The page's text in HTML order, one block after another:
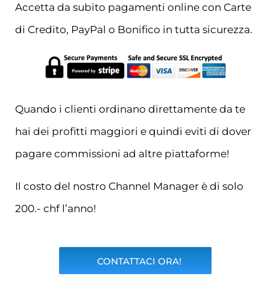
Accetta da subito pagamenti online con Carte
di Credito, PayPal o Bonifico in tutta sicurezza.
Quando i clienti ordinano direttamente da te
hai dei profitti maggiori e quindi eviti di dover
pagare commissioni ad altre piattaforme!
Il costo del nostro Channel Manager è di solo
200.- chf l’anno!
CONTATTACI ORA!